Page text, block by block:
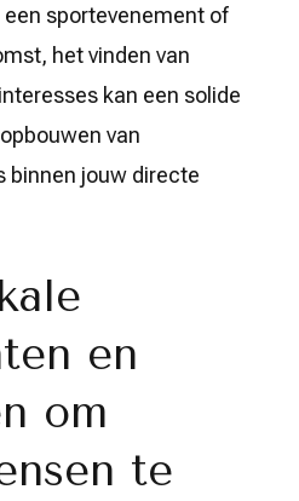
sportevenement of
het vinden van
kan een solide
van
binnen jouw directe
en
om
te